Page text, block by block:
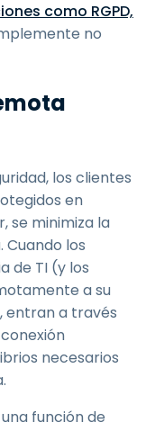
como RGPD,
no
los clientes
en
se minimiza la
los
de TI (y los
a su
entran a través
necesarios
función de